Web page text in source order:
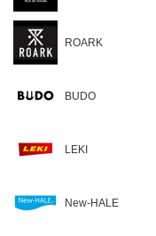
ROARK
BUDO
LEKI
New-HALE